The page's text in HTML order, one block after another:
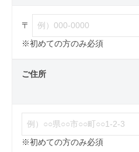
〒
※初めての方のみ必須
ご住所
※初めての方のみ必須